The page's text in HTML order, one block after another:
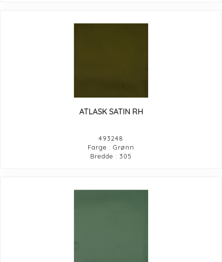
ATLASK SATIN RH
493248
Farge : Grønn
Bredde : 305